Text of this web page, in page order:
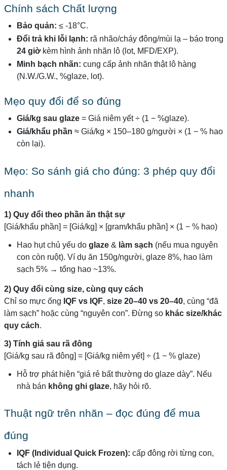
Chính sách Chất lượng
Bảo quản: ≤ -18°C.
Đổi trả khi lỗi lạnh: rã nhão/cháy đông/mùi lạ – báo trong
24 giờkèm hình ảnh nhãn lô (lot, MFD/EXP).
Minh bạch nhãn: cung cấp ảnh nhãn thật lô hàng
(N.W./G.W., %glaze, lot).
Mẹo quy đổi để so đúng
Giá/kg sau glaze= Giá niêm yết ÷ (1 − %glaze).
Giá/khẩu phần ≈ Giá/kg × 150–180 g/người × (1 − % hao
còn lại).
Mẹo: So sánh giá cho đúng: 3 phép quy đổi
nhanh
1) Quy đổi theo phần ăn thật sự
[Giá/khẩu phần] = [Giá/kg] × [gram/khẩu phần] × (1 − % hao)
Hao hụt chủ yếu do glaze& làm sạch (nếu mua nguyên
con còn ruột). Ví dụ ăn 150g/người, glaze 8%, hao làm
sạch 5% → tổng hao ~13%.
2) Quy đổi cùng size, cùng quy cách
Chỉ so mực ống IQF vs IQF, size 20–40 vs 20–40, cùng “đã
làm sạch” hoặc cùng “nguyên con”. Đừng so khác size/khác
quy cách.
3) Tính giá sau rã đông
[Giá/kg sau rã đông] = [Giá/kg niêm yết] ÷ (1 − % glaze)
Hỗ trợ phát hiện “giá rẻ bất thường do glaze dày”. Nếu
nhà bán không ghi glaze, hãy hỏi rõ.
Thuật ngữ trên nhãn – đọc đúng để mua
đúng
IQF (Individual Quick Frozen): cấp đông rời từng con,
tách lẻ tiện dụng.